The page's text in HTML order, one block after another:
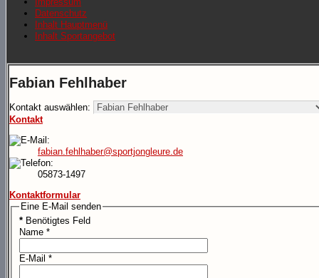
Datenschutz
Inhalt Hauptmenü
Inhalt Sportangebot
Fabian Fehlhaber
Kontakt auswählen:
Kontakt
fabian.fehlhaber@sportjongleure.de
05873-1497
Kontaktformular
Eine E-Mail senden
*Benötigtes Feld
Name*
E-Mail *